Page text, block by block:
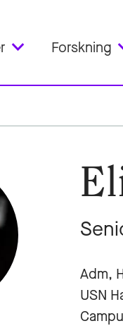
Forskning
Adm,
USN